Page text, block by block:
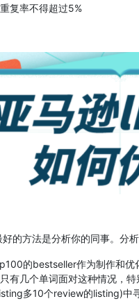
复率不得超过5%
方法是分析你的同事。分
的bestseller作为制作和优
有几个单词面对这种情况，
多10个review的listing)中